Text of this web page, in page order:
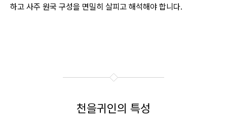
하고 사주 원국 구성을 면밀히 살피고 해석해야 합니다.
천을귀인의 특성